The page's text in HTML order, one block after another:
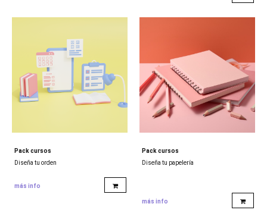
Pack cursos
Diseña tu orden
más info
Pack cursos
Diseña tu papelería
más info